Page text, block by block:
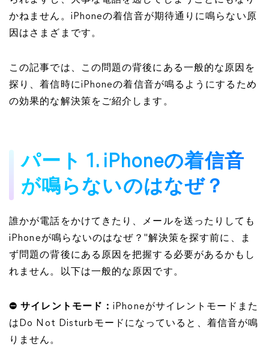
かねません。iPhoneの着信音が期待通りに鳴らない原
因はさまざまです。
この記事では、この問題の背後にある一般的な原因を
探り、着信時にiPhoneの着信音が鳴るようにするため
の効果的な解決策をご紹介します。
パート 1. iPhoneの着信音
が鳴らないのはなぜ？
誰かが電話をかけてきたり、メールを送ったりしても
iPhoneが鳴らないのはなぜ？"解決策を探す前に、ま
ず問題の背後にある原因を把握する必要があるかもし
れません。以下は一般的な原因です。
⛔ サイレントモード：iPhoneがサイレントモードまた
はDo Not Disturbモードになっていると、着信音が鳴
りません。